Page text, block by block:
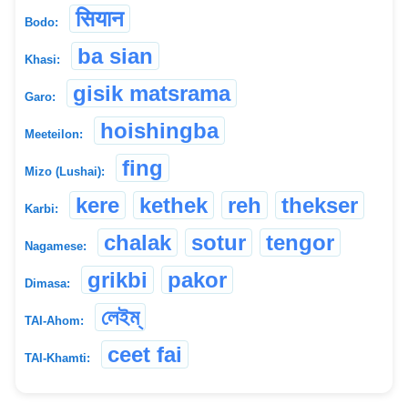
Bodo: सियान
Khasi: ba sian
Garo: gisik matsrama
Meeteilon: hoishingba
Mizo (Lushai): fing
Karbi: kere kethek reh thekser
Nagamese: chalak sotur tengor
Dimasa: grikbi pakor
TAI-Ahom: লেইম্
TAI-Khamti: ceet fai